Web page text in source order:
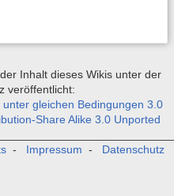
Inhalt dieses Wikis unter der
veröffentlicht:
gleichen Bedingungen 3.0
Share Alike 3.0 Unported
- Impressum - Datenschutz